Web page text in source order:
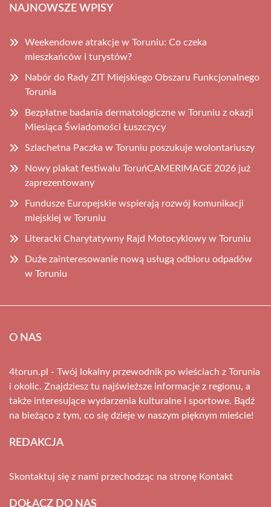
NAJNOWSZE WPISY
Weekendowe atrakcje w Toruniu: Co czeka
mieszkańców i turystów?
Nabór do Rady ZIT Miejskiego Obszaru Funkcjonalnego
Torunia
Bezpłatne badania dermatologiczne w Toruniu z okazji
Miesiąca Świadomości Łuszczycy
Szlachetna Paczka w Toruniu poszukuje wolontariuszy
Nowy plakat festiwalu ToruńCAMERIMAGE 2026 już
zaprezentowany
Fundusze Europejskie wspierają rozwój komunikacji
miejskiej w Toruniu
Literacki Charytatywny Rajd Motocyklowy w Toruniu
Duże zainteresowanie nową usługą odbioru odpadów
w Toruniu
O NAS
4torun.pl - Twój lokalny przewodnik po wieściach z Torunia
i okolic. Znajdziesz tu najświeższe informacje z regionu, a
także interesujące wydarzenia kulturalne i sportowe. Bądź
na bieżąco z tym, co się dzieje w naszym pięknym mieście!
REDAKCJA
Skontaktuj się z nami przechodząc na stronę Kontakt
DOŁĄCZ DO NAS